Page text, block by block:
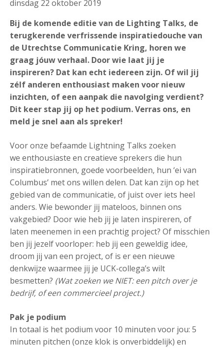
dinsdag 22 oktober 2019
Bij de komende editie van de Lighting Talks, de
terugkerende verfrissende inspiratiedouche van
de Utrechtse Communicatie Kring, horen we
graag jóuw verhaal. Door wie laat jij je
inspireren? Dat kan echt iedereen zijn. Of wil jij
zélf anderen enthousiast maken voor nieuw
inzichten, of een aanpak die navolging verdient?
Dit keer stap jij op het podium. Verras ons, en
meld je snel aan als spreker!
Voor onze befaamde Lightning Talks zoeken
we enthousiaste en creatieve sprekers die hun
inspiratiebronnen, goede voorbeelden, hun ‘ei van
Columbus’ met ons willen delen. Dat kan zijn op het
gebied van de communicatie, of juist over iets heel
anders. Wie bewonder jij mateloos, binnen ons
vakgebied? Door wie heb jij je laten inspireren, of
laten meenemen in een prachtig project? Of misschien
ben jij jezelf voorloper: heb jij een geweldig idee,
droom jij van een project, of is er een nieuwe
denkwijze waarmee jij je UCK-collega’s wilt
besmetten? (Wat zoeken we NIET: een pitch over je
bedrijf, of een commercieel project.)
Pak je podium
In totaal is het podium voor 10 minuten voor jou: 5
minuten pitchen (onze klok is onverbiddelijk) en